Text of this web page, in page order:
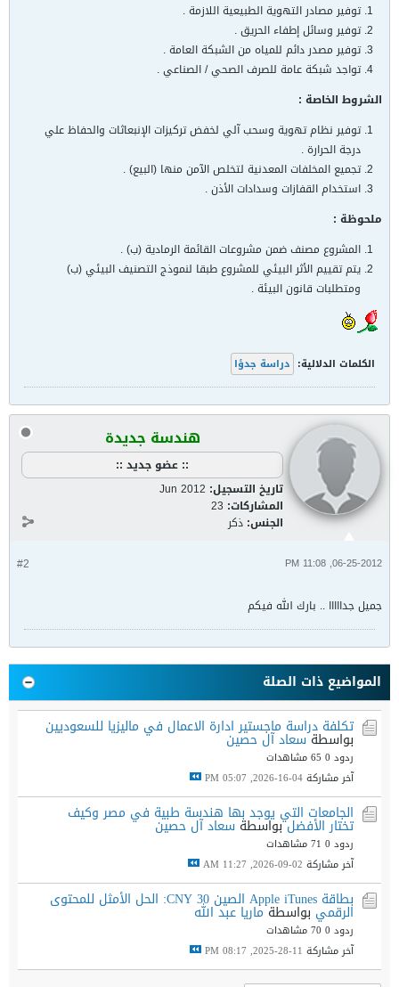
توفير مصادر التهوية الطبيعية اللازمة .
توفير وسائل إطفاء الحريق .
توفير مصدر دائم للمياه من الشبكة العامة .
تواجد شبكة عامة للصرف الصحي / الصناعي .
الشروط الخاصة :
توفير نظام تهوية وسحب آلي لخفض تركيزات الإنبعاثات والحفاظ علي
درجة الحرارة .
تجميع المخلفات المعدنية لتخلص الآمن منها (البيع) .
استخدام القفازات وسدادات الأذن .
ملحوظة :
المشروع مصنف ضمن مشروعات القائمة الرمادية (ب) .
يتم تقييم الأثر البيئي للمشروع طبقا لنموذج التصنيف البيئي (ب)
ومتطلبات قانون البيئة .
الكلمات الدلالية: دراسة جدؤا
هندسة جديدة
:: عضو جديد ::
تاريخ التسجيل: Jun 2012
المشاركات: 23
الجنس: ذكر
#2 06-25-2012, 11:08 PM
جميل جدااااا .. بارك الله فيكم
المواضيع ذات الصلة
تكلفة دراسة ماجستير ادارة الاعمال في ماليزيا للسعوديين
بواسطةسعاد آل حصين
ردود 0
65 مشاهدات
آخر مشاركة04-16-2026, 05:07 PM
الجامعات التي يوجد بها هندسة طبية في مصر وكيف
تختار الأفضلبواسطة سعاد آل حصين
ردود 0
71 مشاهدات
آخر مشاركة 02-09-2026, 11:27 AM
بطاقة Apple iTunes الصين 30 CNY: الحل الأمثل للمحتوى
الرقمي بواسطةماريا عبد الله
ردود 0
70 مشاهدات
آخر مشاركة 11-28-2025, 08:17 PM